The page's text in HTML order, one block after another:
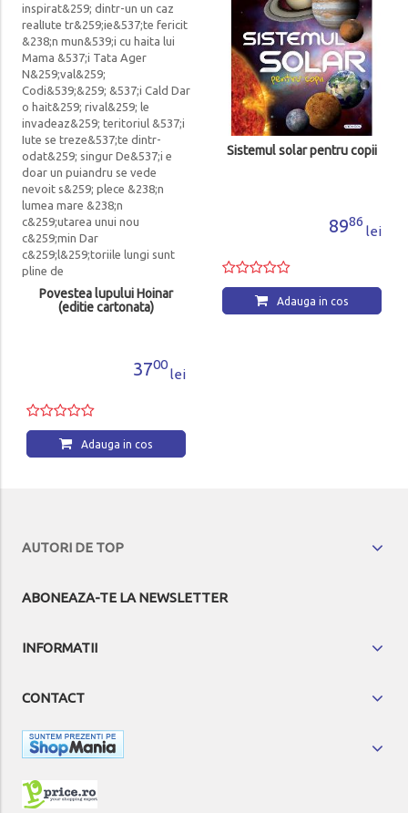
Povestea lupului Hoinar
(editie cartonata)
3700
lei
Adauga in cos
Sistemul solar pentru copii
8986
lei
Adauga in cos
AUTORI DE TOP
ABONEAZA-TE LA NEWSLETTER
INFORMATII
CONTACT